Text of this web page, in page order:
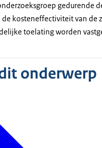
gedurende
kosteneffectiviteit van de
toelating worden
onderwerp